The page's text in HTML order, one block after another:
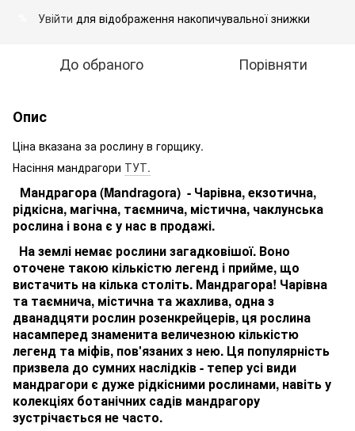
Увійти для відображення накопичувальної знижки
До обраного Порівняти
Опис
Ціна вказана за рослину в горщику.
Насіння мандрагори ТУТ.
Мандрагора (Mandragora) - Чарівна, екзотична,
рідкісна, магічна, таємнича, містична, чаклунська
рослина і вона є у нас в продажі.
На землі немає рослини загадковішої. Воно
оточене такою кількістю легенд і прийме, що
вистачить на кілька століть. Мандрагора! Чарівна
та таємнича, містична та жахлива, одна з
дванадцяти рослин розенкрейцерів, ця рослина
насамперед знаменита величезною кількістю
легенд та міфів, пов'язаних з нею. Ця популярність
призвела до сумних наслідків - тепер усі види
мандрагори є дуже рідкісними рослинами, навіть у
колекціях ботанічних садів мандрагору
зустрічається не часто.